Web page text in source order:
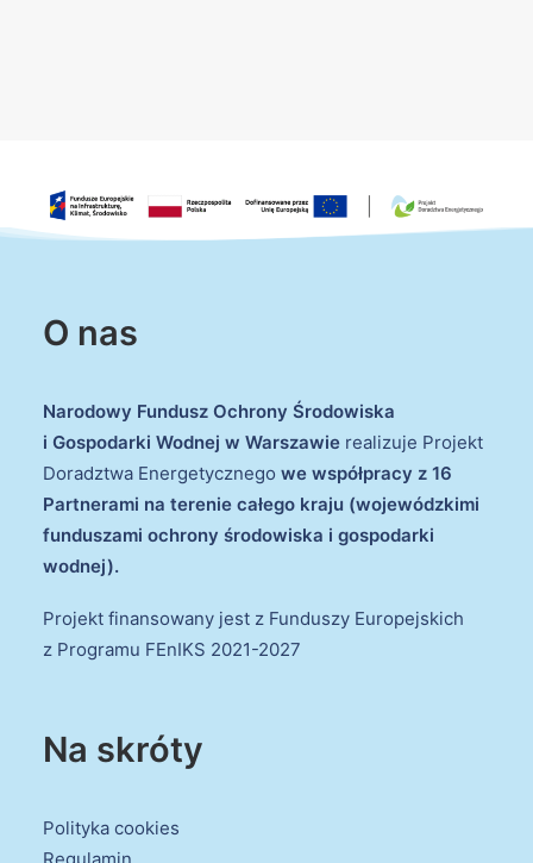
O nas
Narodowy Fundusz Ochrony Środowiska
i Gospodarki Wodnej w Warszawie realizuje Projekt
Doradztwa Energetycznego we współpracy z 16
Partnerami na terenie całego kraju (wojewódzkimi
funduszami ochrony środowiska i gospodarki
wodnej).
Projekt finansowany jest z Funduszy Europejskich
z Programu FEnIKS 2021-2027
Na skróty
Polityka cookies